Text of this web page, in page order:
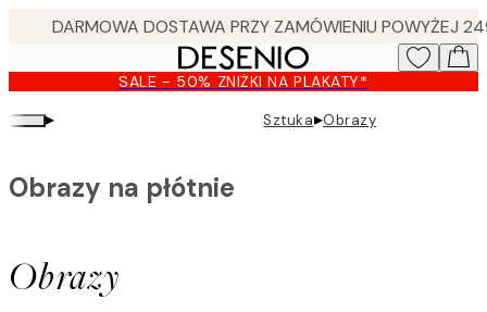
content.
SALE - 50% ZNIŻKI NA PLAKATY*
▸ Sztuka▸Obrazy
Obrazy
Obrazy na płótnie